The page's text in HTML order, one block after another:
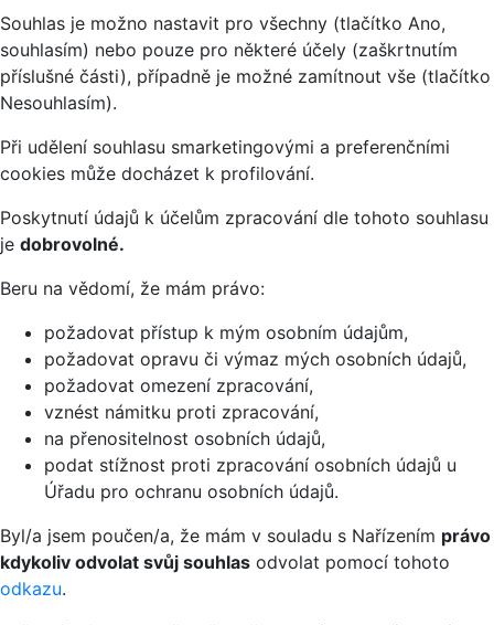
Souhlas je možno nastavit pro všechny (tlačítko Ano,
souhlasím) nebo pouze pro některé účely (zaškrtnutím
příslušné části), případně je možné zamítnout vše (tlačítko
Nesouhlasím).
Při udělení souhlasu smarketingovými a preferenčními
cookies může docházet k profilování.
Poskytnutí údajů k účelům zpracování dle tohoto souhlasu
je dobrovolné.
Beru na vědomí, že mám právo:
požadovat přístup k mým osobním údajům,
požadovat opravu či výmaz mých osobních údajů,
požadovat omezení zpracování,
vznést námitku proti zpracování,
na přenositelnost osobních údajů,
podat stížnost proti zpracování osobních údajů u
Úřadu pro ochranu osobních údajů.
Byl/a jsem poučen/a, že mám v souladu s Nařízením právo
kdykoliv odvolat svůj souhlas odvolat pomocí tohoto
odkazu.